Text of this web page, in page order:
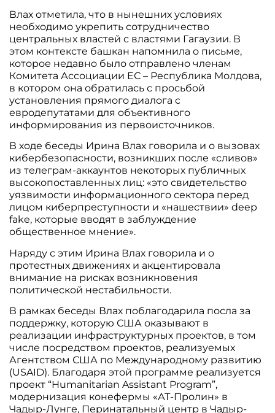
Влах отметила, что в нынешних условиях
необходимо укрепить сотрудничество
центральных властей с властями Гагаузии. В
этом контексте башкан напомнила о письме,
которое недавно было отправлено членам
Комитета Ассоциации ЕС – Республика Молдова,
в котором она обратилась с просьбой
установления прямого диалога с
евродепутатами для объективного
информирования из первоисточников.
В ходе беседы Ирина Влах говорила и о вызовах
кибербезопасности, возникших после «сливов»
из телеграм-аккаунтов некоторых публичных
высокопоставленных лиц: «это свидетельство
уязвимости информационного сектора перед
лицом киберпреступности и «нашествии» deep
fake, которые вводят в заблуждение
общественное мнение».
Наряду с этим Ирина Влах говорила и о
протестных движениях и акцентировала
внимание на рисках возникновения
политической нестабильности.
В рамках беседы Влах поблагодарила посла за
поддержку, которую США оказывают в
реализации инфраструктурных проектов, в том
числе посредством проектов, реализуемых
Агентством США по Международному развитию
(USAID). Благодаря этой программе реализуется
проект “Humanitarian Assistant Program”,
модернизация конефермы «АТ-Пролин» в
Чадыр-Лунге, Перинатальный центр в Чадыр-